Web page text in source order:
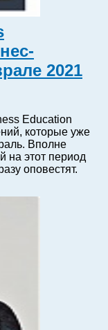
2021
Education
которые уже
Вполне
на этот период
оповестят.